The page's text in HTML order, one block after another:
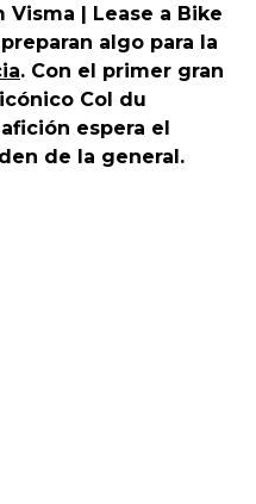
Visma | Lease a Bike
algo para la
. Con el primer gran
Col du
espera el
de la general.